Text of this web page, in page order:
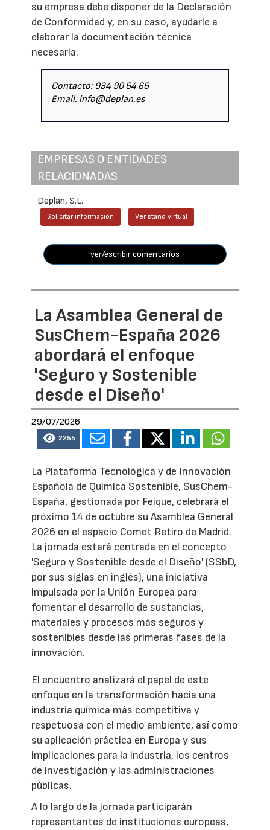
su empresa debe disponer de la Declaración
de Conformidad y, en su caso, ayudarle a
elaborar la documentación técnica
necesaria.
Contacto: 934 90 64 66
Email: info@deplan.es
EMPRESAS O ENTIDADES
RELACIONADAS
Deplan, S.L.
Solicitar información Ver stand virtual
ver/escribir comentarios
La Asamblea General de
SusChem-España 2026
abordará el enfoque
'Seguro y Sostenible
desde el Diseño'
29/07/2026
2255
La Plataforma Tecnológica y de Innovación
Española de Química Sostenible, SusChem-
España, gestionada por Feique, celebrará el
próximo 14 de octubre su Asamblea General
2026 en el espacio Comet Retiro de Madrid.
La jornada estará centrada en el concepto
'Seguro y Sostenible desde el Diseño' (SSbD,
por sus siglas en inglés), una iniciativa
impulsada por la Unión Europea para
fomentar el desarrollo de sustancias,
materiales y procesos más seguros y
sostenibles desde las primeras fases de la
innovación.
El encuentro analizará el papel de este
enfoque en la transformación hacia una
industria química más competitiva y
respetuosa con el medio ambiente, así como
su aplicación práctica en Europa y sus
implicaciones para la industria, los centros
de investigación y las administraciones
públicas.
A lo largo de la jornada participarán
representantes de instituciones europeas,